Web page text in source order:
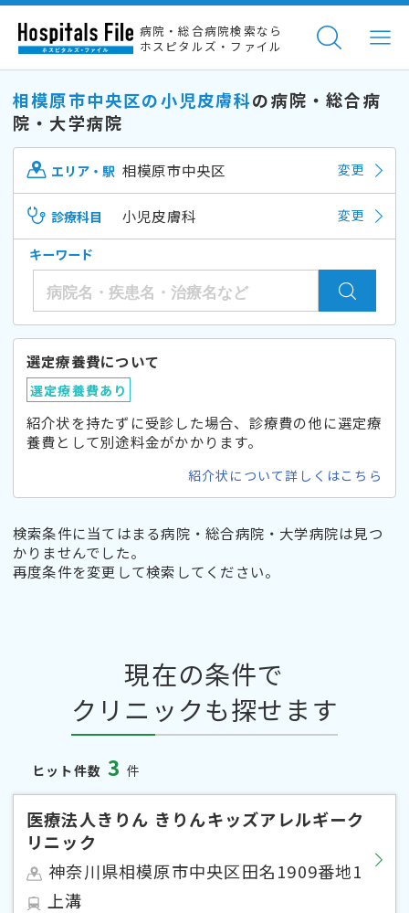
病院・総合病院検索なら
ホスピタルズ・ファイル
相模原市中央区の小児皮膚科の病院・総合病
院・大学病院
エリア・駅 相模原市中央区 変更
診療科目 小児皮膚科 変更
キーワード
選定療養費について
選定療養費あり
紹介状を持たずに受診した場合、診療費の他に選定療
養費として別途料金がかかります。
紹介状について詳しくはこちら
検索条件に当てはまる病院・総合病院・大学病院は見つ
かりませんでした。
再度条件を変更して検索してください。
現在の条件で
クリニックも探せます
ヒット件数 3 件
医療法人きりん きりんキッズアレルギーク
リニック
神奈川県相模原市中央区田名1909番地1
上溝